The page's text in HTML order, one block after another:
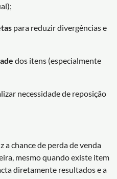
para reduzir divergências e
dos itens (especialmente
necessidade de reposição
a chance de perda de venda
mesmo quando existe item
diretamente resultados e a